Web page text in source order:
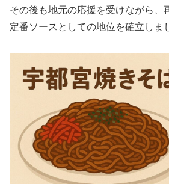
その後も地元の応援を受けながら、
定番ソースとしての地位を確立しま